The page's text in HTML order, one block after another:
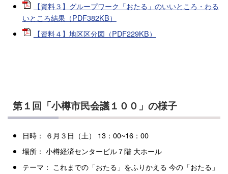
【資料３】グループワーク「おたる」のいいところ・わる
いところ結果（PDF382KB）
【資料４】地区区分図（PDF229KB）
第１回「小樽市民会議１００」の様子
日時： ６月３日（土） 13：00~16：00
場所： 小樽経済センタービル７階 大ホール
テーマ： これまでの「おたる」をふりかえる 今の「おたる」